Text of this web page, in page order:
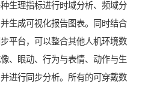
生理指标进行时域分析、频域分
生成可视化报告图表。同时结合
平台，可以整合其他人机环境数
、眼动、行为与表情、动作与生
进行同步分析。所有的可穿戴数